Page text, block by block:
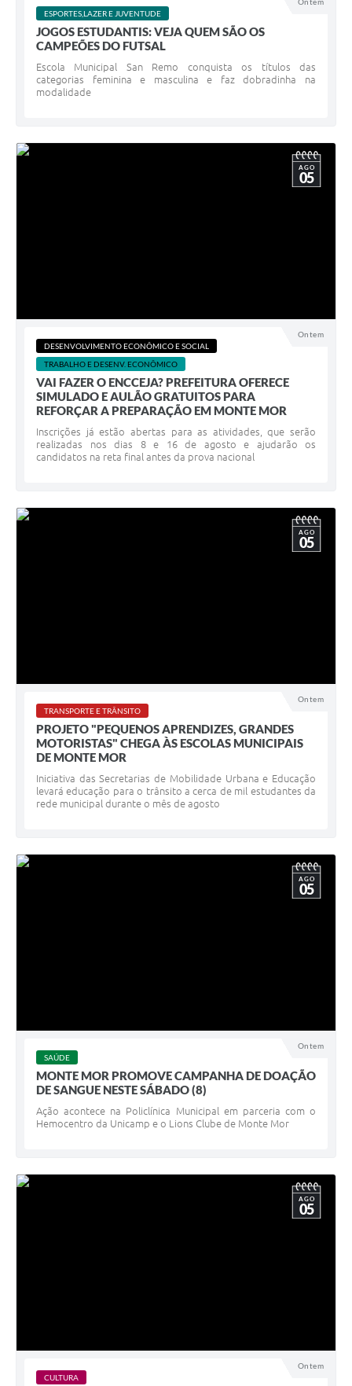
ESPORTES,LAZER E JUVENTUDE
JOGOS ESTUDANTIS: VEJA QUEM SÃO OS
CAMPEÕES DO FUTSAL
Escola Municipal San Remo conquista os títulos das
categorias feminina e masculina e faz dobradinha na
modalidade
Ontem
AGO
05
DESENVOLVIMENTO ECONÔMICO E SOCIAL
TRABALHO E DESENV. ECONÔMICO
VAI FAZER O ENCCEJA? PREFEITURA OFERECE
SIMULADO E AULÃO GRATUITOS PARA
REFORÇAR A PREPARAÇÃO EM MONTE MOR
Inscrições já estão abertas para as atividades, que serão
realizadas nos dias 8 e 16 de agosto e ajudarão os
candidatos na reta final antes da prova nacional
Ontem
AGO
05
TRANSPORTE E TRÂNSITO
PROJETO "PEQUENOS APRENDIZES, GRANDES
MOTORISTAS" CHEGA ÀS ESCOLAS MUNICIPAIS
DE MONTE MOR
Iniciativa das Secretarias de Mobilidade Urbana e Educação
levará educação para o trânsito a cerca de mil estudantes da
rede municipal durante o mês de agosto
Ontem
AGO
05
SAÚDE
MONTE MOR PROMOVE CAMPANHA DE DOAÇÃO
DE SANGUE NESTE SÁBADO (8)
Ação acontece na Policlínica Municipal em parceria com o
Hemocentro da Unicamp e o Lions Clube de Monte Mor
Ontem
AGO
05
CULTURA